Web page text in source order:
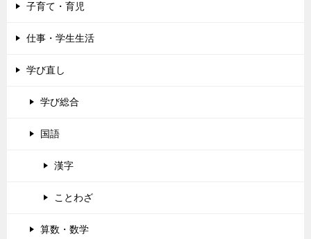
子育て・育児
仕事・学生生活
学び直し
学び総合
国語
漢字
ことわざ
算数・数学